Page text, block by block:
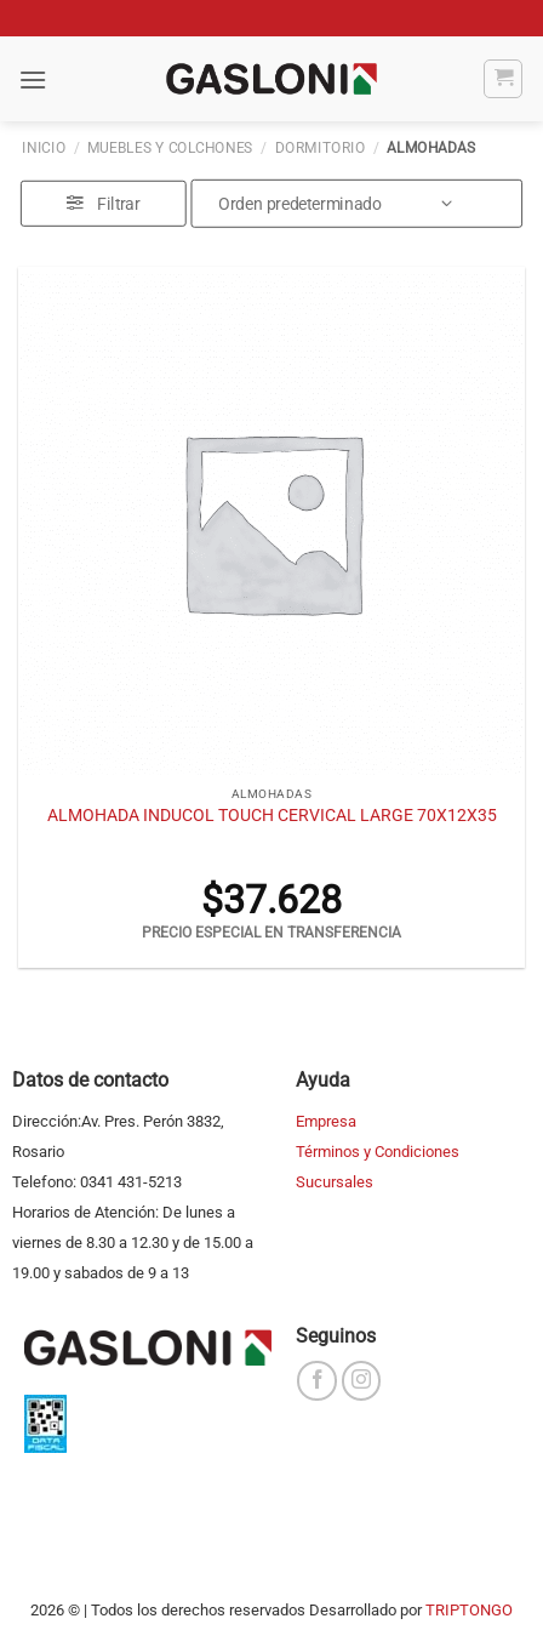
al
contenido
INICIO / MUEBLES Y COLCHONES / DORMITORIO / ALMOHADAS
Filtrar
ALMOHADAS
ALMOHADA INDUCOL TOUCH CERVICAL LARGE 70X12X35
$37.628
PRECIO ESPECIAL EN TRANSFERENCIA
Datos de contacto
Dirección:Av. Pres. Perón 3832,
Rosario
Telefono: 0341 431-5213
Horarios de Atención: De lunes a
viernes de 8.30 a 12.30 y de 15.00 a
19.00 y sabados de 9 a 13
Ayuda
Empresa
Términos y Condiciones
Sucursales
Seguinos
2026 © | Todos los derechos reservados Desarrollado porTRIPTONGO